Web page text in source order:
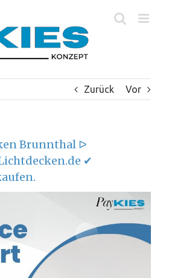
Zurück Vor
Brunnthal ᐅ
✔